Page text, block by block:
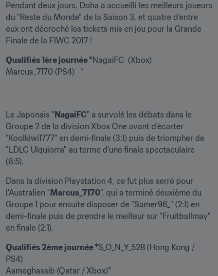
Pendant deux jours, Doha a accueilli les meilleurs joueurs
du "Reste du Monde" de la Saison 3, et quatre d'entre
eux ont décroché les tickets mis en jeu pour la Grande
Finale de la FIWC 2017 !
Qualifiés 1ère journée *NagaiFC  (Xbox)
Marcus_7170 (PS4)   *
Le Japonais " NagaiFC" a survolé les débats dans le
Groupe 2 de la division Xbox One avant d'écarter
"Koolkiwi1777" en demi-finale (3:1) puis de triompher de
"LDLC Ulquiorra" au terme d'une finale spectaculaire
(6:5).
Dans la division Playstation 4, ce fut plus serré pour
l'Australien "Marcus_7170", qui a terminé deuxième du
Groupe 1 pour ensuite disposer de "Samer96_" (2:1) en
demi-finale puis de prendre le meilleur sur "Fruitballmay"
en finale (2:1).
Qualifiés 2ème journée *S_O_N_Y_528 (Hong Kong /
PS4)
Aameghassib (Qatar / Xbox)*